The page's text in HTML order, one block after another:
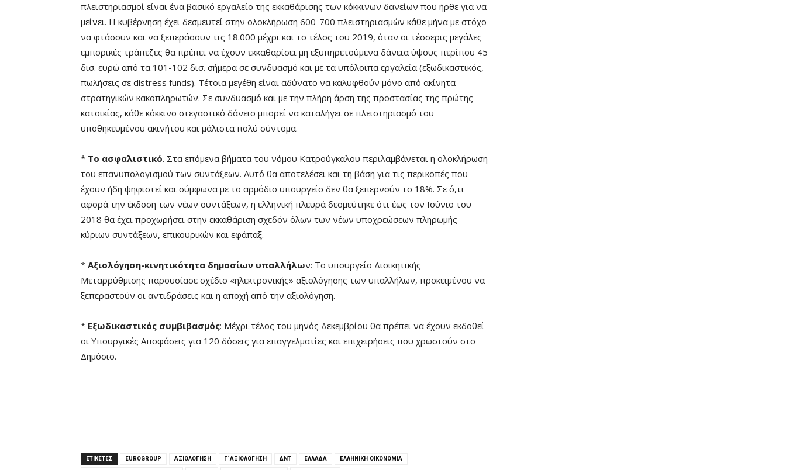
πλειστηριασμοί είναι ένα βασικό εργαλείο της εκκαθάρισης των κόκκινων δανείων που ήρθε για να
μείνει. Η κυβέρνηση έχει δεσμευτεί στην ολοκλήρωση 600-700 πλειστηριασμών κάθε μήνα με στόχο
να φτάσουν και να ξεπεράσουν τις 18.000 μέχρι και το τέλος του 2019, όταν οι τέσσερις μεγάλες
εμπορικές τράπεζες θα πρέπει να έχουν εκκαθαρίσει μη εξυπηρετούμενα δάνεια ύψους περίπου 45
δισ. ευρώ από τα 101-102 δισ. σήμερα σε συνδυασμό και με τα υπόλοιπα εργαλεία (εξωδικαστικός,
πωλήσεις σε distress funds). Τέτοια μεγέθη είναι αδύνατο να καλυφθούν μόνο από ακίνητα
στρατηγικών κακοπληρωτών. Σε συνδυασμό και με την πλήρη άρση της προστασίας της πρώτης
κατοικίας, κάθε κόκκινο στεγαστικό δάνειο μπορεί να καταλήγει σε πλειστηριασμό του
υποθηκευμένου ακινήτου και μάλιστα πολύ σύντομα.
* Το ασφαλιστικό. Στα επόμενα βήματα του νόμου Κατρούγκαλου περιλαμβάνεται η ολοκλήρωση
του επανυπολογισμού των συντάξεων. Αυτό θα αποτελέσει και τη βάση για τις περικοπές που
έχουν ήδη ψηφιστεί και σύμφωνα με το αρμόδιο υπουργείο δεν θα ξεπερνούν το 18%. Σε ό,τι
αφορά την έκδοση των νέων συντάξεων, η ελληνική πλευρά δεσμεύτηκε ότι έως τον Ιούνιο του
2018 θα έχει προχωρήσει στην εκκαθάριση σχεδόν όλων των νέων υποχρεώσεων πληρωμής
κύριων συντάξεων, επικουρικών και εφάπαξ.
* Αξιολόγηση-κινητικότητα δημοσίων υπαλλήλων: Το υπουργείο Διοικητικής
Μεταρρύθμισης παρουσίασε σχέδιο «ηλεκτρονικής» αξιολόγησης των υπαλλήλων, προκειμένου να
ξεπεραστούν οι αντιδράσεις και η αποχή από την αξιολόγηση.
* Εξωδικαστικός συμβιβασμός: Μέχρι τέλος του μηνός Δεκεμβρίου θα πρέπει να έχουν εκδοθεί
οι Υπουργικές Αποφάσεις για 120 δόσεις για επαγγελματίες και επιχειρήσεις που χρωστούν στο
Δημόσιο.
ΕΤΙΚΕΤΕΣ EUROGROUP ΑΞΙΟΛΟΓΗΣΗ Γ΄ΑΞΙΟΛΟΓΗΣΗ ΔΝΤ ΕΛΛΆΔΑ
ΕΛΛΗΝΙΚΗ ΟΙΚΟΝΟΜΙΑ